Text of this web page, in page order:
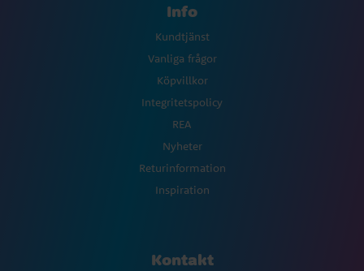
Info
Kundtjänst
Vanliga frågor
Köpvillkor
Integritetspolicy
REA
Nyheter
Returinformation
Inspiration
Kontakt